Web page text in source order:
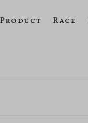
Product Race